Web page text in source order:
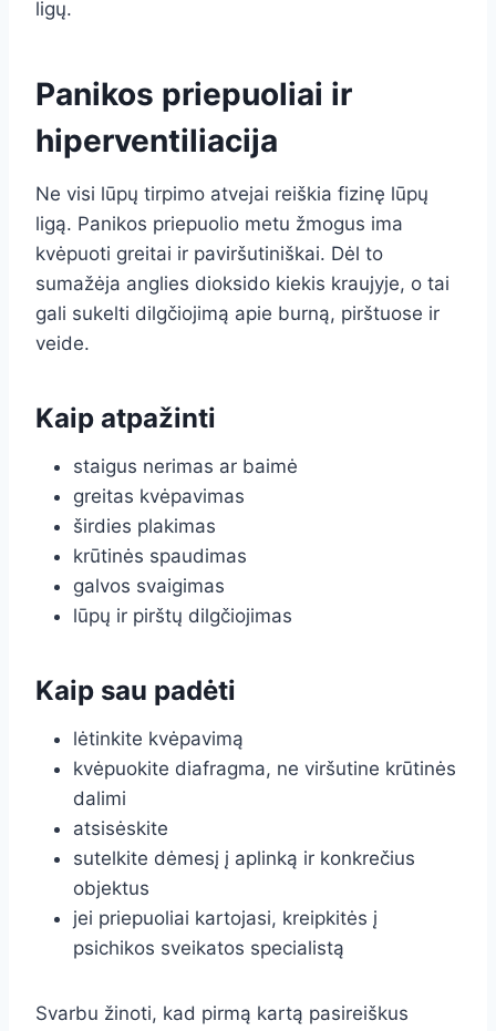
ligų.
Panikos priepuoliai ir
hiperventiliacija
Ne visi lūpų tirpimo atvejai reiškia fizinę lūpų
ligą. Panikos priepuolio metu žmogus ima
kvėpuoti greitai ir paviršutiniškai. Dėl to
sumažėja anglies dioksido kiekis kraujyje, o tai
gali sukelti dilgčiojimą apie burną, pirštuose ir
veide.
Kaip atpažinti
staigus nerimas ar baimė
greitas kvėpavimas
širdies plakimas
krūtinės spaudimas
galvos svaigimas
lūpų ir pirštų dilgčiojimas
Kaip sau padėti
lėtinkite kvėpavimą
kvėpuokite diafragma, ne viršutine krūtinės
dalimi
atsisėskite
sutelkite dėmesį į aplinką ir konkrečius
objektus
jei priepuoliai kartojasi, kreipkitės į
psichikos sveikatos specialistą
Svarbu žinoti, kad pirmą kartą pasireiškus